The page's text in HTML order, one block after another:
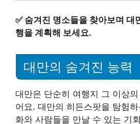
✅ 숨겨진 명소들을 찾아보며 대
행을 계획해 보세요.
대만의 숨겨진 능력
대만은 단순히 여행지 그 이상
어요. 대만의 히든스팟을 탐험
화와 사람들을 만날 수 있는 기